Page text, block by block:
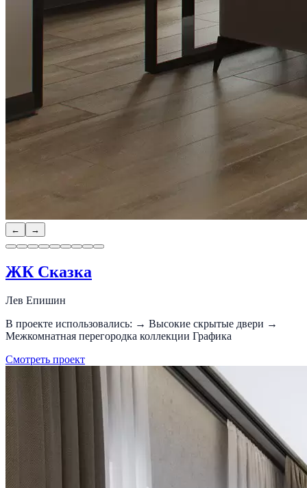
← →
ЖК Сказка
Лев Епишин
В проекте использовались: → Высокие скрытые двери →
Межкомнатная перегородка коллекции Графика
Смотреть проект